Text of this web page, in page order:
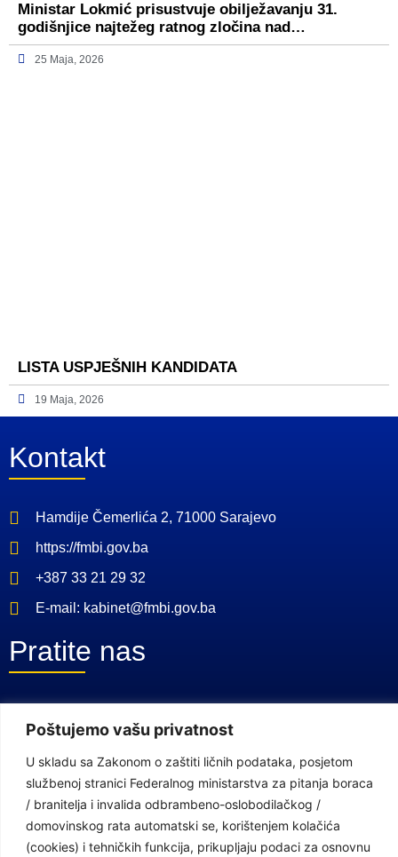
Poštujemo vašu privatnost
U skladu sa Zakonom o zaštiti ličnih podataka, posjetom
službenoj stranici Federalnog ministarstva za pitanja boraca
/ branitelja i invalida odbrambeno-oslobodilačkog /
domovinskog rata automatski se, korištenjem kolačića
(cookies) i tehničkih funkcija, prikupljaju podaci za osnovnu
Ministar Lokmić prisustvuje obilježavanju 31.
godišnjice najtežeg ratnog zločina nad…
25 Maja, 2026
LISTA USPJEŠNIH KANDIDATA
19 Maja, 2026
Kontakt
Hamdije Čemerlića 2, 71000 Sarajevo
https://fmbi.gov.ba
+387 33 21 29 32
E-mail: kabinet@fmbi.gov.ba
Pratite nas
Youtube Kanal
Linkovi
Vlada Federacije Bosne i Hercegovine